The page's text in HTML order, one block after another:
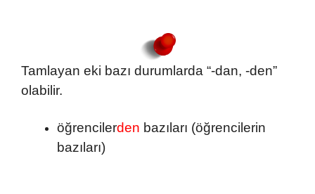
Tamlayan eki bazı durumlarda “-dan, -den”
olabilir.
öğrencilerden bazıları (öğrencilerin
bazıları)